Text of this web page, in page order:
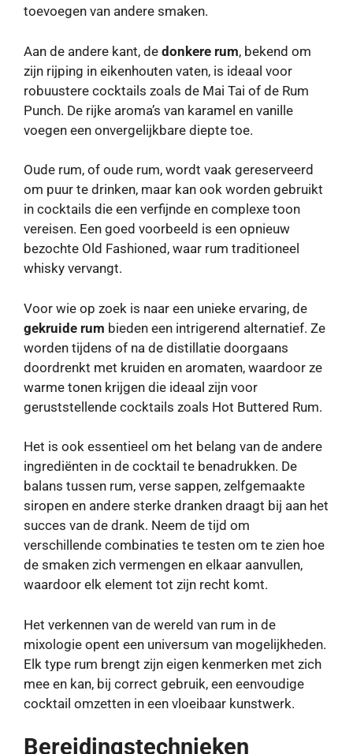
toevoegen van andere smaken.
Aan de andere kant, de donkere rum, bekend om
zijn rijping in eikenhouten vaten, is ideaal voor
robuustere cocktails zoals de Mai Tai of de Rum
Punch. De rijke aroma’s van karamel en vanille
voegen een onvergelijkbare diepte toe.
Oude rum, of oude rum, wordt vaak gereserveerd
om puur te drinken, maar kan ook worden gebruikt
in cocktails die een verfijnde en complexe toon
vereisen. Een goed voorbeeld is een opnieuw
bezochte Old Fashioned, waar rum traditioneel
whisky vervangt.
Voor wie op zoek is naar een unieke ervaring, de
gekruide rum bieden een intrigerend alternatief. Ze
worden tijdens of na de distillatie doorgaans
doordrenkt met kruiden en aromaten, waardoor ze
warme tonen krijgen die ideaal zijn voor
geruststellende cocktails zoals Hot Buttered Rum.
Het is ook essentieel om het belang van de andere
ingrediënten in de cocktail te benadrukken. De
balans tussen rum, verse sappen, zelfgemaakte
siropen en andere sterke dranken draagt ​​bij aan het
succes van de drank. Neem de tijd om
verschillende combinaties te testen om te zien hoe
de smaken zich vermengen en elkaar aanvullen,
waardoor elk element tot zijn recht komt.
Het verkennen van de wereld van rum in de
mixologie opent een universum van mogelijkheden.
Elk type rum brengt zijn eigen kenmerken met zich
mee en kan, bij correct gebruik, een eenvoudige
cocktail omzetten in een vloeibaar kunstwerk.
Bereidingstechnieken